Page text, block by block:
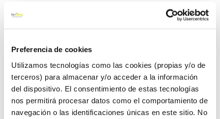
Preferencia de cookies
Utilizamos tecnologías como las cookies (propias y/o de
terceros) para almacenar y/o acceder a la información
del dispositivo. El consentimiento de estas tecnologías
nos permitirá procesar datos como el comportamiento de
navegación o las identificaciones únicas en este sitio. No
200 ml de contenido. Medida 16.7 x 5.5 x 5.5 cm. Peso 0.210
etiqueta y la informacion sobre el biocida antes de usarlo
Ver más
2,71 €